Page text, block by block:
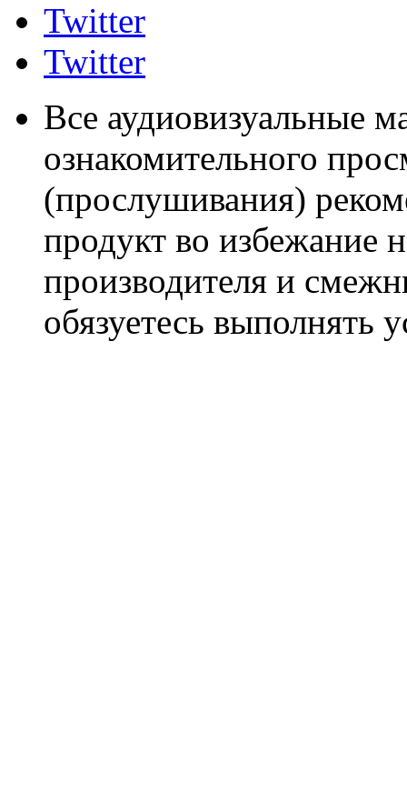
Twitter
Twitter
Все аудиовизуальные
ознакомительного
(прослушивания)
продукт во избежание
производителя и
обязуетесь выполнять